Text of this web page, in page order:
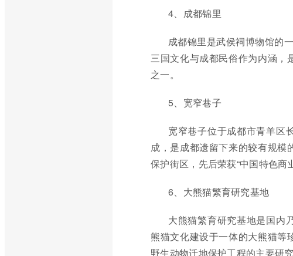
4、成都锦里
成都锦里是武侯祠博物馆的
三国文化与成都民俗作为内涵，
之一。
5、宽窄巷子
宽窄巷子位于成都市青羊区
成，是成都遗留下来的较有规模
保护街区，先后荣获“中国特色商
6、大熊猫繁育研究基地
大熊猫繁育研究基地是国内
熊猫文化建设于一体的大熊猫等
野生动物迁地保护工程的主要研究